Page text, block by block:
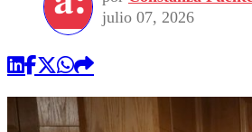
julio 07, 2026